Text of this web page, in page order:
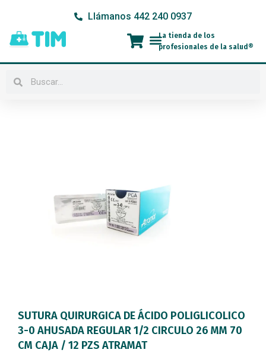
contenido
Llámanos 442 240 0937
Menú
La tienda de los
profesionales de la salud®
Buscar
SUTURA QUIRURGICA DE ÁCIDO POLIGLICOLICO
3-0 AHUSADA REGULAR 1/2 CIRCULO 26 MM 70
CM CAJA / 12 PZS ATRAMAT